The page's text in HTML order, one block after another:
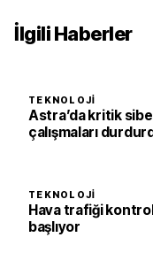
İlgili Haberler
TEKNOLOJI
Astra’da kritik
çalışmaları
TEKNOLOJI
Hava trafiği
başlıyor